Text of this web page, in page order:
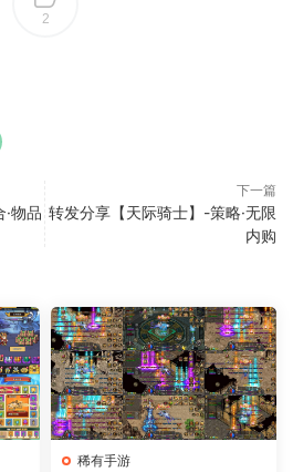
2
物品
下一篇
转发分享【天际骑士】-策略·无限
内购
稀有手游